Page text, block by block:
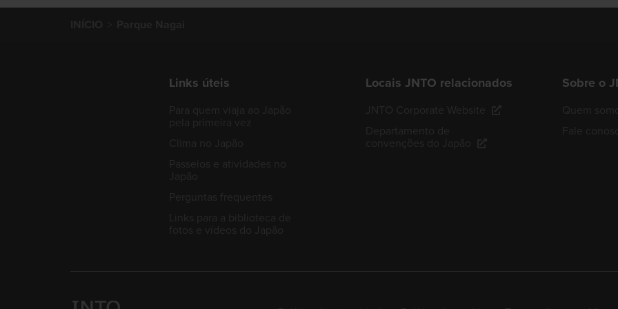
Links úteis Locais JNTO relacionados Sobre o